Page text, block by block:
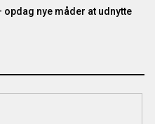
nye måder at udnytte